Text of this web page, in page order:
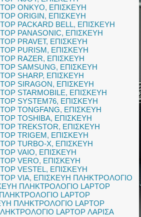
ONKYO, ΕΠΙΣΚΕΥΗ
ORIGIN, ΕΠΙΣΚΕΥΗ
PACKARD BELL, ΕΠΙΣΚΕΥΗ
PANASONIC, ΕΠΙΣΚΕΥΗ
PRAVET, ΕΠΙΣΚΕΥΗ
PURISM, ΕΠΙΣΚΕΥΗ
RAZER, ΕΠΙΣΚΕΥΗ
SAMSUNG, ΕΠΙΣΚΕΥΗ
SHARP, ΕΠΙΣΚΕΥΗ
SIRAGON, ΕΠΙΣΚΕΥΗ
STARMOBILE, ΕΠΙΣΚΕΥΗ
SYSTEM76, ΕΠΙΣΚΕΥΗ
TONGFANG, ΕΠΙΣΚΕΥΗ
TOSHIBA, ΕΠΙΣΚΕΥΗ
TREKSTOR, ΕΠΙΣΚΕΥΗ
TRIGEM, ΕΠΙΣΚΕΥΗ
TURBO-X, ΕΠΙΣΚΕΥΗ
VAIO, ΕΠΙΣΚΕΥΗ
VERO, ΕΠΙΣΚΕΥΗ
VESTEL, ΕΠΙΣΚΕΥΗ
VIA, ΕΠΙΣΚΕΥΗ ΠΛΗΚΤΡΟΛΟΓΙΟ
ΠΛΗΚΤΡΟΛΟΓΙΟ LAPTOP
LAPTOP
ΠΛΗΚΤΡΟΛΟΓΙΟ LAPTOP
LAPTOP ΛΑΡΙΣΑ